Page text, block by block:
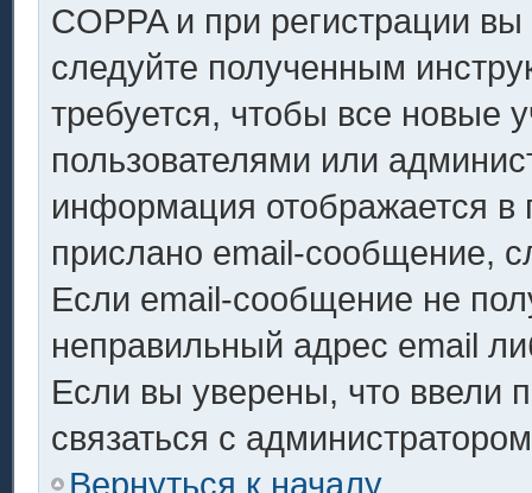
COPPA и при регистрации
следуйте полученным
требуется, чтобы все новые
пользователями или
информация отображается
прислано email-сообщение,
Если email-сообщение не
неправильный адрес email
Если вы уверены, что ввели
связаться с
Вернуться к началу